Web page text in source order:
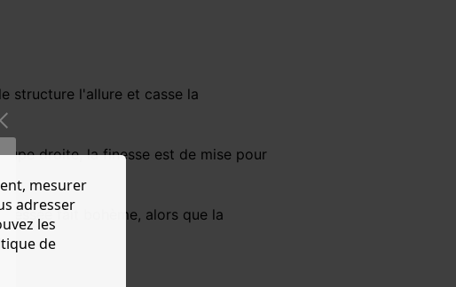
structure l'allure et casse la
droite, la finesse est de mise pour
fait bohème, alors que la
mesurer
adresser
les
de